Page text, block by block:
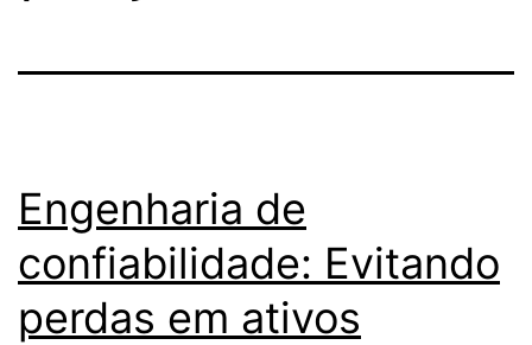
Engenharia de
confiabilidade: Evitando
perdas em ativos